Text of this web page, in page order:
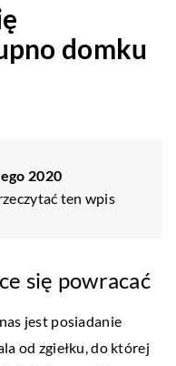
domku
2020
ten wpis
się powracać
jest posiadanie
od zgiełku, do której